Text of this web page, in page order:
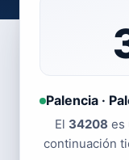
Palencia ·
El 34208 es
continuación